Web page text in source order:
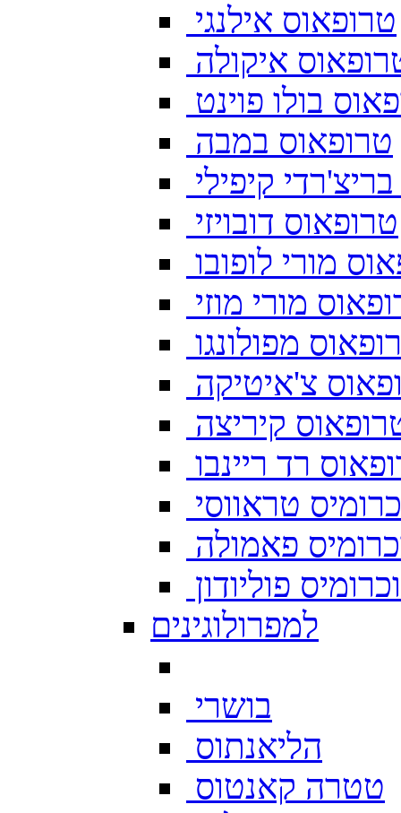
טרופאוס אילנגי
איקולה
בולו פוינט
טרופאוס במבה
קיפילי
טרופאוס דובויזי
מורי לופובו
מורי מוזי
מפולונגו
צ'איטיקה
קיריצה
רד ריינבו
טראווסי
פאמולה
פוליודון
למפרולוגינים
בושרי
הליאנתוס
טטרה קאנטוס